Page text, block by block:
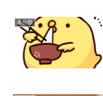
未分類